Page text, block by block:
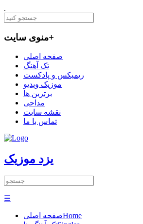
.
منوی سایت+
صفحه اصلی
تک آهنگ
ریمیکس و پادکست
موزیک ویدیو
برترین ها
مداحی
نقشه سایت
تماس با ما
یزد موزیک
☰
صفحه اصلیHome